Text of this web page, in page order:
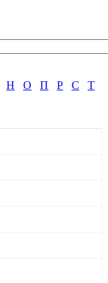
Н О П Р С
Т